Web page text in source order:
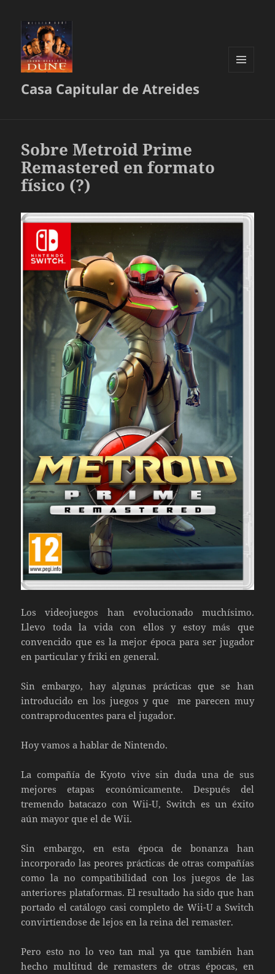
Casa Capitular de Atreides
Sobre Metroid Prime
Remastered en formato
físico (?)
Los videojuegos han evolucionado muchísimo.
Llevo toda la vida con ellos y estoy más que
convencido que es la mejor época para ser jugador
en particular y friki en general.
Sin embargo, hay algunas prácticas que se han
introducido en los juegos y que me parecen muy
contraproducentes para el jugador.
Hoy vamos a hablar de Nintendo.
La compañía de Kyoto vive sin duda una de sus
mejores etapas económicamente. Después del
tremendo batacazo con Wii-U, Switch es un éxito
aún mayor que el de Wii.
Sin embargo, en esta época de bonanza han
incorporado las peores prácticas de otras compañías
como la no compatibilidad con los juegos de las
anteriores plataformas. El resultado ha sido que han
portado el catálogo casi completo de Wii-U a Switch
convirtíendose de lejos en la reina del remaster.
Pero esto no lo veo tan mal ya que también han
hecho multitud de remasters de otras épocas, en